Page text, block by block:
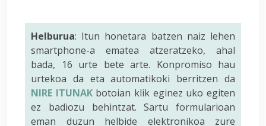
Helburua: Itun honetara batzen naiz lehen
smartphone-a ematea atzeratzeko, ahal
bada, 16 urte bete arte. Konpromiso hau
urtekoa da eta automatikoki berritzen da
NIRE ITUNAKbotoian klik eginez uko egiten
ez badiozu behintzat. Sartu formularioan
eman duzun helbide elektronikoa zure